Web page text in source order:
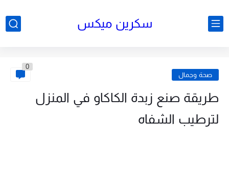
سكرين ميكس
صحة وجمال
0
طريقة صنع زبدة الكاكاو في المنزل
لترطيب الشفاه